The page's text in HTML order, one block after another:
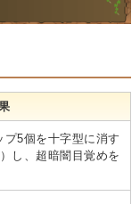
5個を十字型に消す
し、超暗闇目覚めを